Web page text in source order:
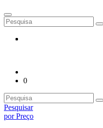
0
Pesquisar
por Preço